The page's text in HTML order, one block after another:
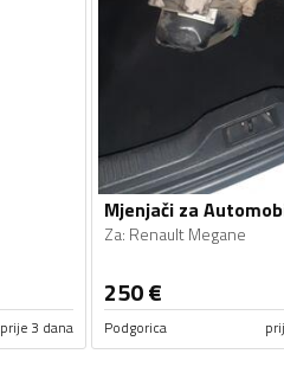
prije 3 dana
Za: Renault Megane
250€
Podgorica